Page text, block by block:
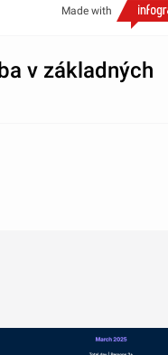
Made with
v základných